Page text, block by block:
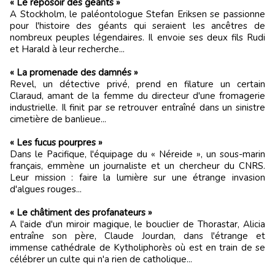
« Le reposoir des géants »
A Stockholm, le paléontologue Stefan Eriksen se passionne
pour l'histoire des géants qui seraient les ancêtres de
nombreux peuples légendaires. Il envoie ses deux fils Rudi
et Harald à leur recherche...
« La promenade des damnés »
Revel, un détective privé, prend en filature un certain
Claraud, amant de la femme du directeur d'une fromagerie
industrielle. Il finit par se retrouver entraîné dans un sinistre
cimetière de banlieue...
« Les fucus pourpres »
Dans le Pacifique, l'équipage du « Néreide », un sous-marin
français, emmène un journaliste et un chercheur du CNRS.
Leur mission : faire la lumière sur une étrange invasion
d'algues rouges...
« Le châtiment des profanateurs »
A l'aide d'un miroir magique, le bouclier de Thorastar, Alicia
entraîne son père, Claude Jourdan, dans l'étrange et
immense cathédrale de Kytholiphorès où est en train de se
célébrer un culte qui n'a rien de catholique...